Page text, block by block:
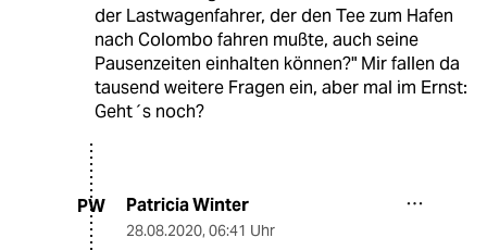
der Lastwagenfahrer, der den Tee zum Hafen
nach Colombo fahren mußte, auch seine
Pausenzeiten einhalten können?" Mir fallen da
tausend weitere Fragen ein, aber mal im Ernst:
Geht´s noch?
PW Patricia Winter
28.08.2020, 06:41 Uhr